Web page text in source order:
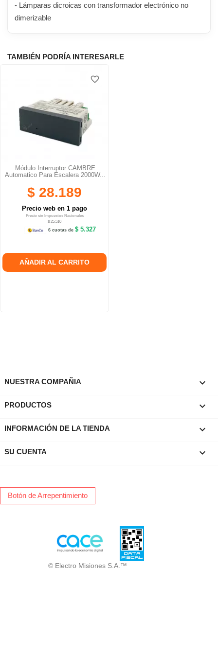
- Lámparas dicroicas con transformador electrónico no
dimerizable
TAMBIÉN PODRÍA INTERESARLE
Módulo Interruptor CAMBRE
Automatico Para Escalera 2000W...
$ 28.189
Precio web en 1 pago
Precio sin Impuestos Nacionales
$ 25.510
6 cuotas de $ 5.327
AÑADIR AL CARRITO
favorite_border
NUESTRA COMPAÑIA 
PRODUCTOS 
INFORMACIÓN DE LA TIENDA keyboard_arrow_down
SU CUENTA 
Botón de Arrepentimiento
© Electro Misiones S.A.™